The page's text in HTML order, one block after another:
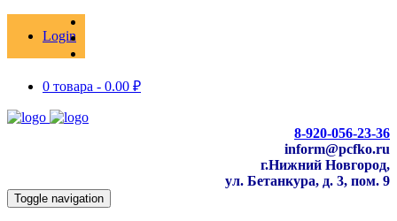
Login
0 товара - 0.00 ₽
8-920-056-23-36
inform@pcfko.ru
г.Нижний Новгород,
ул. Бетанкура, д. 3, пом. 9
Toggle navigation